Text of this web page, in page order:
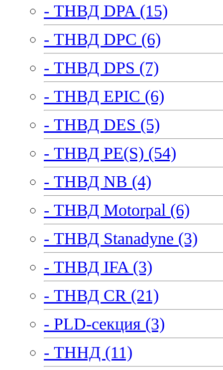
- ТНВД DPA (15)
- ТНВД DPC (6)
- ТНВД DPS (7)
- ТНВД EPIC (6)
- ТНВД DES (5)
- ТНВД PE(S) (54)
- ТНВД NB (4)
- ТНВД Motorpal (6)
- ТНВД Stanadyne (3)
- ТНВД IFA (3)
- ТНВД CR (21)
- PLD-секция (3)
- ТННД (11)